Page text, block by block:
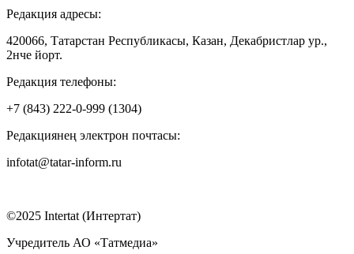
Редакция адресы:
420066, Татарстан Республикасы, Казан, Декабристлар ур.,
2нче йорт.
Редакция телефоны:
+7 (843) 222-0-999 (1304)
Редакциянең электрон почтасы:
infotat@tatar-inform.ru
©2025 Intertat (Интертат)
Учредитель АО «Татмедиа»